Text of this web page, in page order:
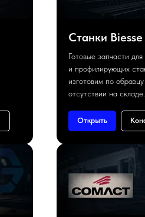
Станки Biesse
Готовые запчасти
и профилирующих
изготовим по
отсутствии на складе.
Открыть